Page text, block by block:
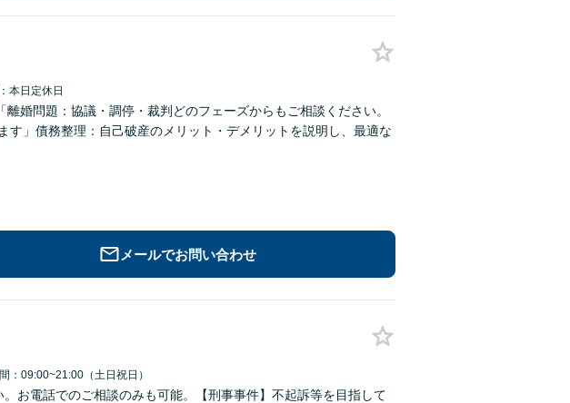
本日定休日
婚問題：協議・調停・裁判どのフェーズからもご相談ください。
」債務整理：自己破産のメリット・デメリットを説明し、最適な
メールでお問い合わせ
：09:00~21:00（土日祝日）
お電話でのご相談のみも可能。【刑事事件】不起訴等を目指して